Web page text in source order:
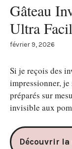
Gâteau
Ultra
février 9, 2026
Si je reçois des
impressionner,
préparés sur
invisible aux
Découvrir la